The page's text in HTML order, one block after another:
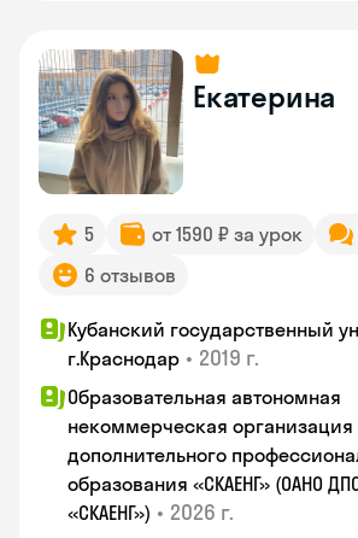
Екатерина
5 от 1590 ₽ за урок
6 отзывов
Кубанский государственный
г.Краснодар • 2019 г.
Образовательная автономная
некоммерческая организация
дополнительного
образования «СКАЕНГ» (ОАНО
«СКАЕНГ») • 2026 г.